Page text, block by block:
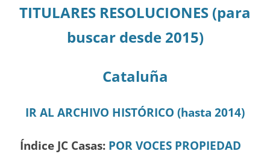
TITULARES RESOLUCIONES (para
buscar desde 2015)
Cataluña
IR AL ARCHIVO HISTÓRICO (hasta 2014)
Índice JC Casas: POR VOCES PROPIEDAD